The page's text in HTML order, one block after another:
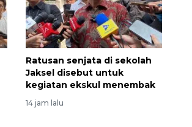
Ratusan senjata di sekolah
Jaksel disebut untuk
kegiatan ekskul menembak
14 jam lalu